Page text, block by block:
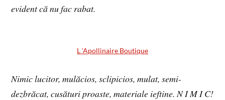
evident că nu fac rabat.
L ‘Apollinaire Boutique
Nimic lucitor, mulăcios, sclipicios, mulat, semi-
dezbrăcat, cusături proaste, materiale ieftine. N I M I C!